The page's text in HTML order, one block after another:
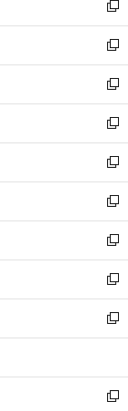
く
ィ
ン
ド
ウ
で
開
く
い
ウ
ィ
ン
ド
ウ
で
開
く
新
し
い
ウ
ィ
ン
ド
ウ
で
開
く
新
し
い
ウ
ィ
ン
ド
ウ
で
開
く
新
し
い
ウ
ィ
ン
ド
ウ
で
開
く
新
し
い
ウ
ィ
ン
ド
ウ
で
開
く
新
し
い
ウ
ィ
ン
ド
ウ
で
開
新
し
い
ウ
ィ
ン
ド
ウ
開
く
新
し
い
ウ
ィ
ン
ウ
で
新
し
い
ウ
ン
ド
新
し
ウ
ィ
新